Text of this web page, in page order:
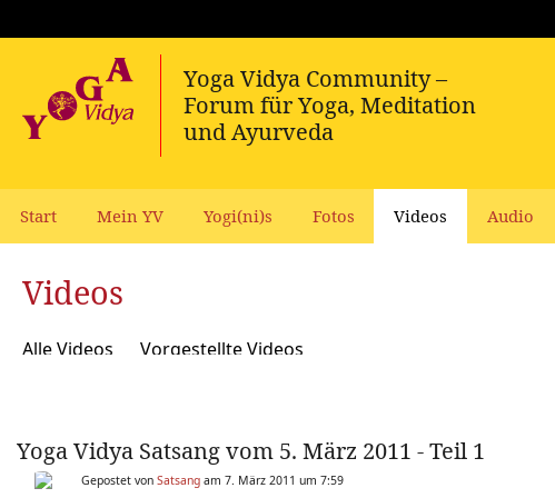
Start Mein YV Yogi(ni)s Fotos Videos Audio
Videos
Alle Videos Vorgestellte Videos
Yoga Vidya Satsang vom 5. März 2011 - Teil 1
Gepostet von Satsang am 7. März 2011 um 7:59